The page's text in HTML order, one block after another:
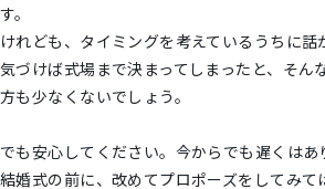
す。
けれども、タイミングを考えているうちに話
気づけば式場まで決まってしまったと、そん
方も少なくないでしょう。
でも安心してください。今からでも遅くはあ
結婚式の前に、改めてプロポーズをしてみて